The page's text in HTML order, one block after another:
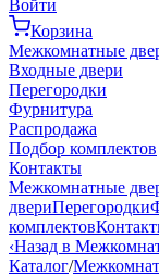
Войти
Корзина
Межкомнатные
Входные двери
Перегородки
Фурнитура
Распродажа
Подбор комплектов
Контакты
Межкомнатные
двериПерегородки
комплектов
‹Назад в
Каталог/